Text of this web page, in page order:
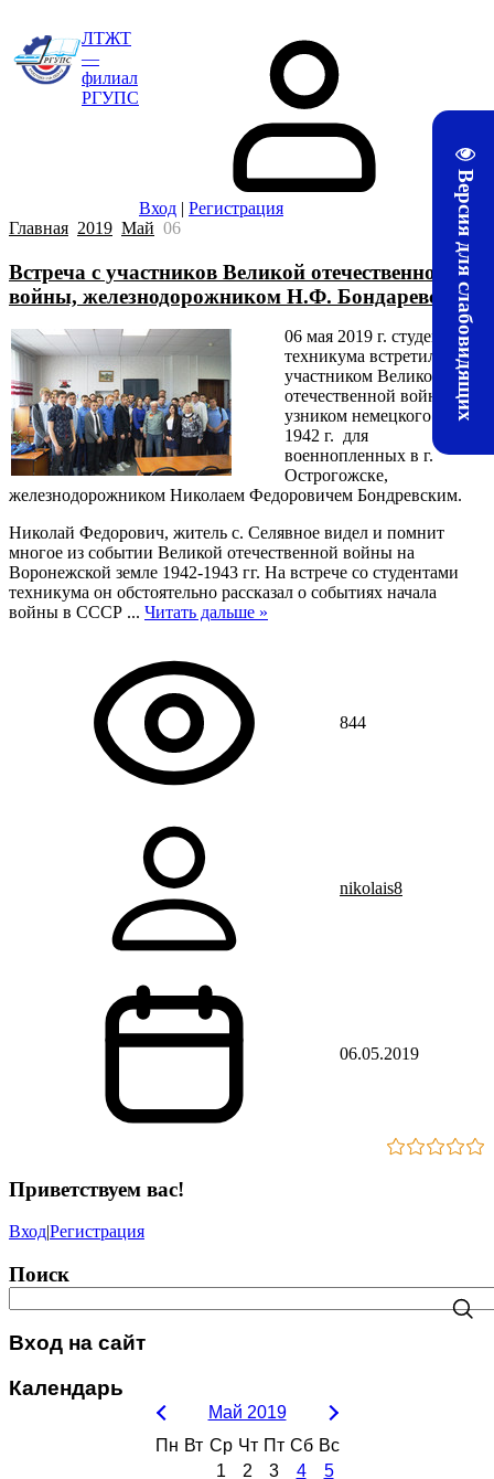
Версия для слабовидящих
ЛТЖТ
—
филиал
РГУПС
Вход | Регистрация
Главная 2019 Май 06
Встреча с участников Великой отечественной
войны, железнодорожником Н.Ф. Бондаревским
06 мая 2019 г. студенты
техникума встретились с
участником Великой
отечественной войны,
узником немецкого лагеря
1942 г. для
военнопленных в г.
Острогожске,
железнодорожником Николаем Федоровичем Бондревским.
Николай Федорович, житель с. Селявное видел и помнит
многое из событии Великой отечественной войны на
Воронежской земле 1942-1943 гг. На встрече со студентами
техникума он обстоятельно рассказал о событиях начала
войны в СССР ... Читать дальше »
844
nikolais8
06.05.2019
Приветствуем вас!
Вход|Регистрация
Поиск
Вход на сайт
Календарь
Май 2019
Пн Вт Ср Чт Пт Сб Вс
1
2 3 4
5